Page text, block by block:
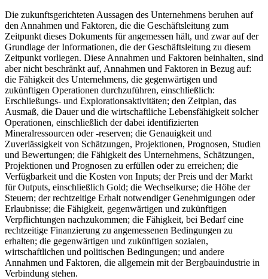
Die zukunftsgerichteten Aussagen des Unternehmens beruhen auf
den Annahmen und Faktoren, die die Geschäftsleitung zum
Zeitpunkt dieses Dokuments für angemessen hält, und zwar auf der
Grundlage der Informationen, die der Geschäftsleitung zu diesem
Zeitpunkt vorliegen. Diese Annahmen und Faktoren beinhalten, sind
aber nicht beschränkt auf, Annahmen und Faktoren in Bezug auf:
die Fähigkeit des Unternehmens, die gegenwärtigen und
zukünftigen Operationen durchzuführen, einschließlich:
Erschließungs- und Explorationsaktivitäten; den Zeitplan, das
Ausmaß, die Dauer und die wirtschaftliche Lebensfähigkeit solcher
Operationen, einschließlich der dabei identifizierten
Mineralressourcen oder -reserven; die Genauigkeit und
Zuverlässigkeit von Schätzungen, Projektionen, Prognosen, Studien
und Bewertungen; die Fähigkeit des Unternehmens, Schätzungen,
Projektionen und Prognosen zu erfüllen oder zu erreichen; die
Verfügbarkeit und die Kosten von Inputs; der Preis und der Markt
für Outputs, einschließlich Gold; die Wechselkurse; die Höhe der
Steuern; der rechtzeitige Erhalt notwendiger Genehmigungen oder
Erlaubnisse; die Fähigkeit, gegenwärtigen und zukünftigen
Verpflichtungen nachzukommen; die Fähigkeit, bei Bedarf eine
rechtzeitige Finanzierung zu angemessenen Bedingungen zu
erhalten; die gegenwärtigen und zukünftigen sozialen,
wirtschaftlichen und politischen Bedingungen; und andere
Annahmen und Faktoren, die allgemein mit der Bergbauindustrie in
Verbindung stehen.